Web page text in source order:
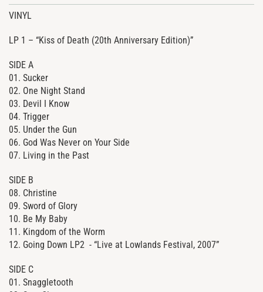
VINYL
LP 1 – “Kiss of Death (20th Anniversary Edition)”
SIDE A
01. Sucker
02. One Night Stand
03. Devil I Know
04. Trigger
05. Under the Gun
06. God Was Never on Your Side
07. Living in the Past
SIDE B
08. Christine
09. Sword of Glory
10. Be My Baby
11. Kingdom of the Worm
12. Going Down LP2 - “Live at Lowlands Festival, 2007”
SIDE C
01. Snaggletooth